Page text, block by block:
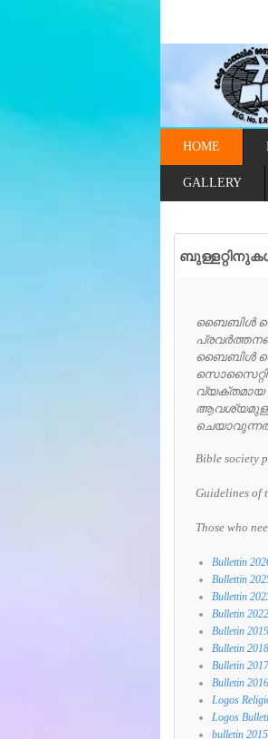
HOME
GALLERY
ബൈബിൾ
ബൈബിൾ
വ്യക്തമായ
Bible society
Guidelines of
Those who
Bullettin
Bullettin
Bullettin
Bulletin
Bulletin
Bulletin
Bulletin
Bulletin
Logos
Logos
bulletin